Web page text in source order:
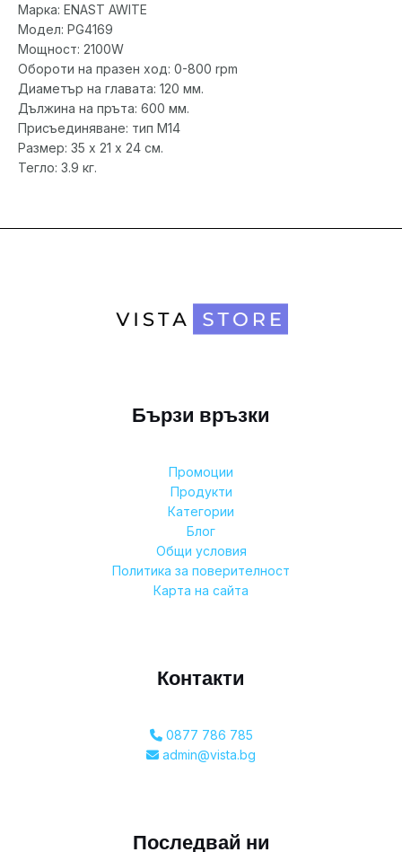
Марка: ENAST AWITE
Модел: PG4169
Мощност: 2100W
Обороти на празен ход: 0-800 rpm
Диаметър на главата: 120 мм.
Дължина на пръта: 600 мм.
Присъединяване: тип M14
Размер: 35 х 21 х 24 см.
Тегло: 3.9 кг.
Бързи връзки
Промоции
Продукти
Категории
Блог
Общи условия
Политика за поверителност
Карта на сайта
Контакти
0877 786 785
admin@vista.bg
Последвай ни